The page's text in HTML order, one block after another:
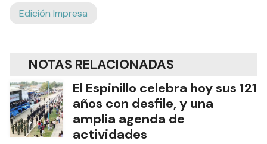
Edición Impresa
NOTAS RELACIONADAS
El Espinillo celebra hoy sus 121
años con desfile, y una
amplia agenda de
actividades